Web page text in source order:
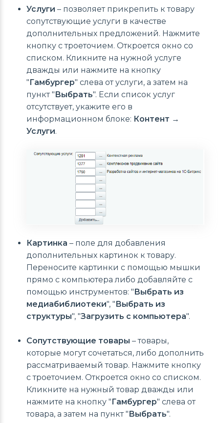
Услуги – позволяет прикрепить к товару
сопутствующие услуги в качестве
дополнительных предложений. Нажмите
кнопку с троеточием. Откроется окно со
списком. Кликните на нужной услуге
дважды или нажмите на кнопку
" Гамбургер" слева от услуги, а затем на
пункт " Выбрать". Если список услуг
отсутствует, укажите его в
информационном блоке: Контент →
Услуги.
Картинка – поле для добавления
дополнительных картинок к товару.
Переносите картинки с помощью мышки
прямо с компьютера либо добавляйте с
помощью инструментов: "Выбрать из
медиабиблиотеки", "Выбрать из
структуры", "Загрузить с компьютера".
Сопутствующие товары – товары,
которые могут сочетаться, либо дополнить
рассматриваемый товар. Нажмите кнопку
с троеточием. Откроется окно со списком.
Кликните на нужный товар дважды или
нажмите на кнопку "Гамбургер" слева от
товара, а затем на пункт "Выбрать".